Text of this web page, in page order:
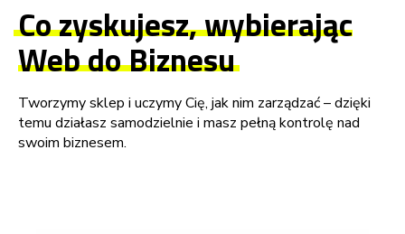
Co zyskujesz, wybierając
Web do Biznesu
Tworzymy sklep i uczymy Cię, jak nim zarządzać – dzięki
temu działasz samodzielnie i masz pełną kontrolę nad
swoim biznesem.